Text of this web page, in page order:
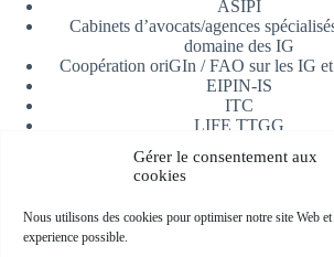
Gérer le consentement aux
cookies
Nous utilisons des cookies pour optimiser notre site Web
experience possible.
ASIPI
Cabinets d’avocats/agences
domaine des IG
Coopération oriGIn / FAO sur les IG
EIPIN-IS
ITC
LIFE TTGG
AfrIPI
Recevoir notre newsletter